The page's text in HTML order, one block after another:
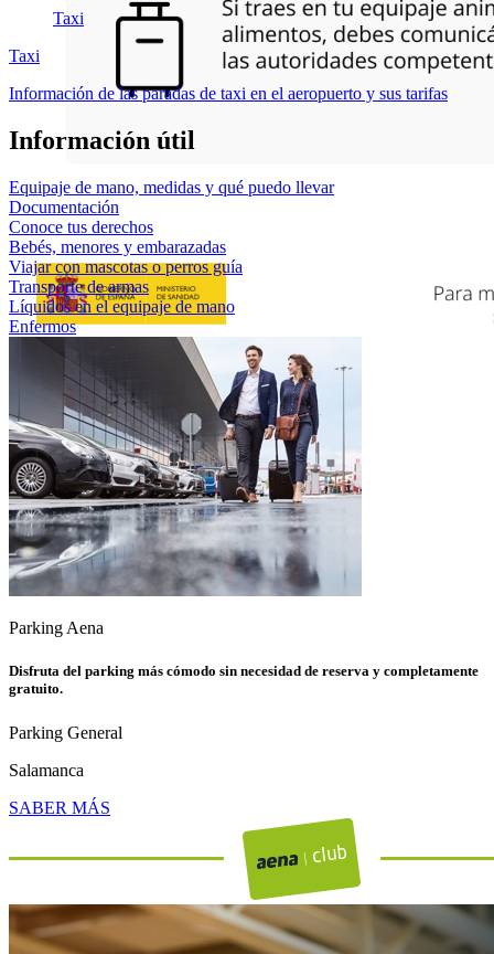
Taxi
Taxi
Información de las paradas de taxi en el aeropuerto y sus tarifas
Información útil
Equipaje de mano, medidas y qué puedo llevar
Documentación
Conoce tus derechos
Bebés, menores y embarazadas
Viajar con mascotas o perros guía
Transporte de armas
Líquidos en el equipaje de mano
Enfermos
Parking Aena
Disfruta del parking más cómodo sin necesidad de reserva y completamente
gratuito.
Parking General
Salamanca
SABER MÁS